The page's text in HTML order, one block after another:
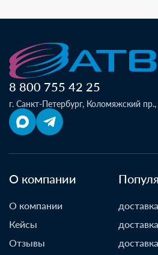
8 800 755 42 25
г. Санкт-Петербург, Коломяжский
О компании
О компании
Кейсы
Отзывы